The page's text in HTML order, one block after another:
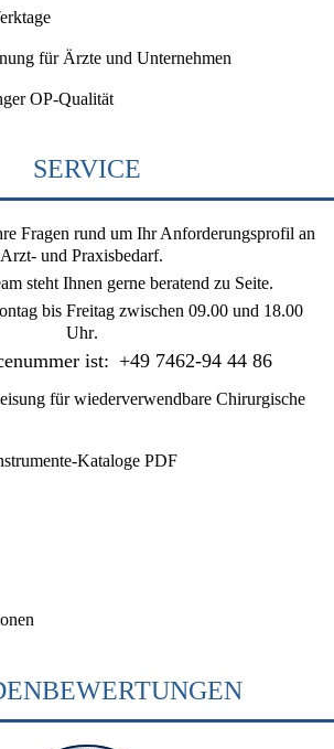
für Ärzte und Unternehmen
OP-Qualität
SERVICE
Fragen rund um Ihr Anforderungsprofil an
Arzt- und Praxisbedarf.
steht Ihnen gerne beratend zu Seite.
bis Freitag zwischen 09.00 und 18.00
Uhr.
ist: +49 7462-94 44 86
für wiederverwendbare Chirurgische
Kataloge PDF